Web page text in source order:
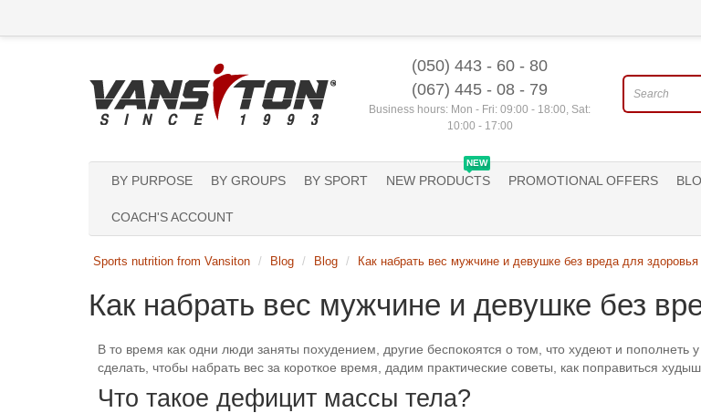
(050) 443 - 60 - 80
(067) 445 - 08 - 79
Business hours: Mon - Fri: 09:00 - 18:00, Sat:
10:00 - 17:00
BY PURPOSE BY GROUPS BY SPORT
NEW
NEW PRODUCTS PROMOTIONAL OFFERS
COACH'S ACCOUNT
Sports nutrition from Vansiton Blog Blog Как набрать вес мужчине и девушке без вреда для здоровья
Как набрать вес мужчине и девушке без
В то время как одни люди заняты похудением, другие беспокоятся о том, что худеют и
сделать, чтобы набрать вес за короткое время, дадим практические советы, как поправиться
Что такое дефицит массы тела?